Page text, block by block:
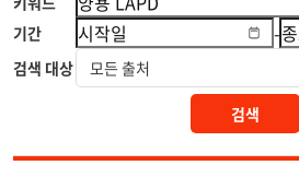
기간
-
검색 대상
검색